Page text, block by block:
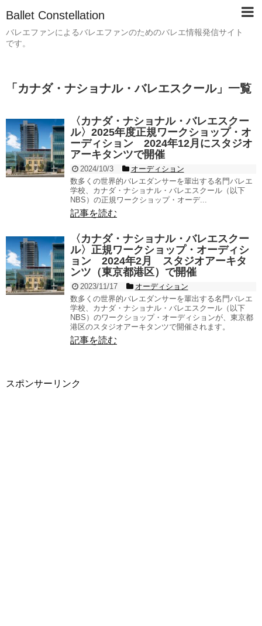
Ballet Constellation
バレエファンによるバレエファンのためのバレエ情報発信サイト
です。
「 カナダ・ナショナル・バレエスクール」 一覧
〈カナダ・ナショナル・バレエスクー
ル〉2025年度正規ワークショップ・オ
ーディション 2024年12月にスタジオ
アーキタンツで開催
2024/10/3
オーディション
数多くの世界的バレエダンサーを輩出する名門バレエ
学校、カナダ・ナショナル・バレエスクール（以下
NBS）の正規ワークショップ・オーデ...
記事を読む
〈カナダ・ナショナル・バレエスクー
ル〉正規ワークショップ・オーディシ
ョン 2024年2月 スタジオアーキタ
ンツ（東京都港区）で開催
2023/11/17
オーディション
数多くの世界的バレエダンサーを輩出する名門バレエ
学校、カナダ・ナショナル・バレエスクール（以下
NBS）のワークショップ・オーディションが、東京都
港区のスタジオアーキタンツで開催されます。
記事を読む
スポンサーリンク